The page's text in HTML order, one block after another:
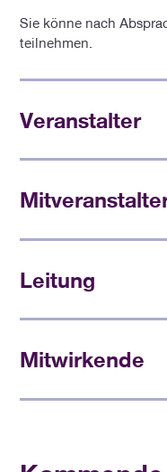
Sie könne nach
teilnehmen.
Veranstalter
Leitung
Mitwirkende